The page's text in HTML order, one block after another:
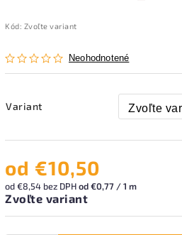
Kód: Zvoľte variant
Neohodnotené
Variant
od €10,50
od€8,54 bez DPHod €0,77 / 1 m
Zvoľte variant